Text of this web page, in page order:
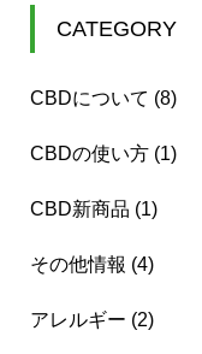
CATEGORY
CBDについて (8)
CBDの使い方 (1)
CBD新商品 (1)
その他情報 (4)
アレルギー (2)